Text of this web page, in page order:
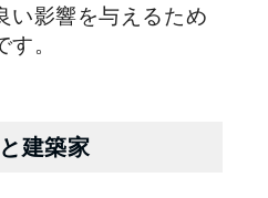
い影響を与えるため
。
建築家